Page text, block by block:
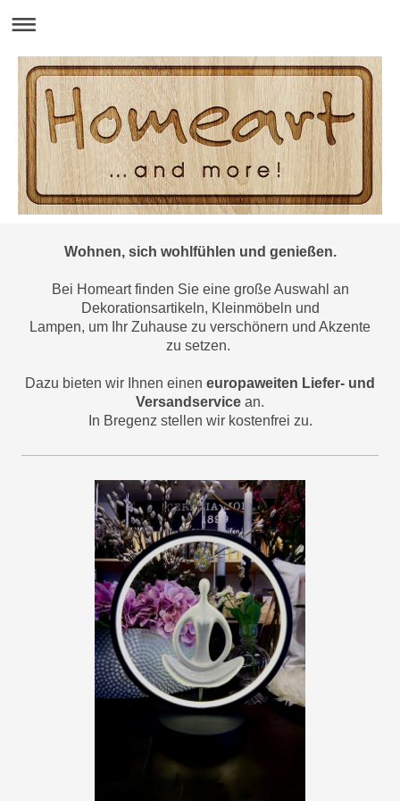
Wohnen, sich wohlfühlen und genießen.
Bei Homeart finden Sie eine große Auswahl an
Dekorationsartikeln, Kleinmöbeln und
Lampen, um Ihr Zuhause zu verschönern und Akzente
zu setzen.
Dazu bieten wir Ihnen einen europaweiten Liefer- und
Versandservice an.
In Bregenz stellen wir kostenfrei zu.